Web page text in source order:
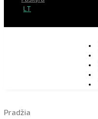
LT
Pradžia